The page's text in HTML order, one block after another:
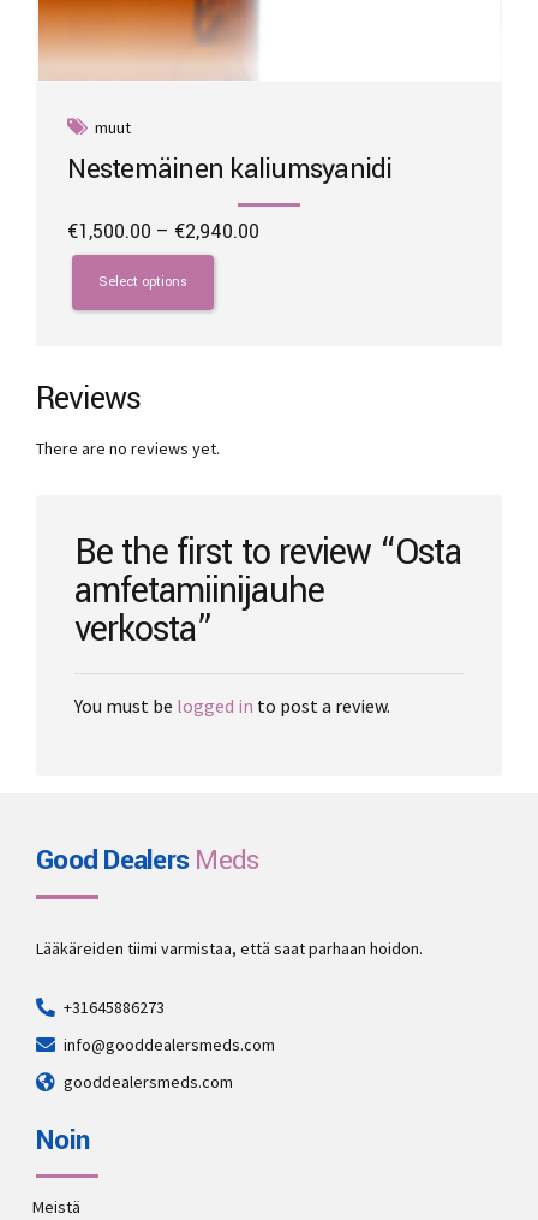
muut
Nestemäinen kaliumsyanidi
€1,500.00 – €2,940.00
Select options
This
product
has
The
options
be
the
product
page
Reviews
There are no reviews yet.
Be the first to review “Osta
amfetamiinijauhe
verkosta”
You must be logged in to post a review.
Good DealersMeds
Lääkäreiden tiimi varmistaa, että saat parhaan hoidon.
+31645886273
info@gooddealersmeds.com
gooddealersmeds.com
Noin
Meistä